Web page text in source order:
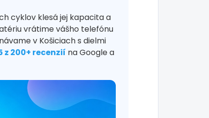
cyklov klesá jej kapacita a
vrátime vášho telefónu
v Košiciach s dielmi
z 200+ recenzií na Google a